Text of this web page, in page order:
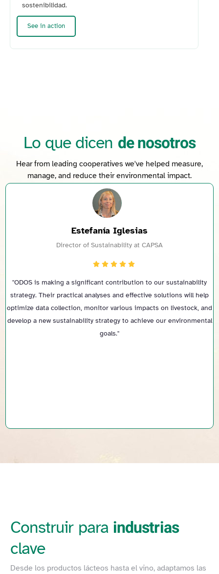
sostenibilidad.
See in action
Lo que dicen de nosotros
Hear from leading cooperatives we've helped measure,
manage, and reduce their environmental impact.
of Sustainability at CAPSA
contribution to our sustainability
analyses and effective solutions will help
monitor various impacts on livestock, and
strategy to achieve our environmental
"We engaged ODOS
2023. ODOS provided
friendly
Construir para industrias
clave
Desde los productos lácteos hasta el vino, adaptamos las